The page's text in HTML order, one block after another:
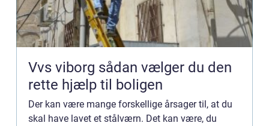
Vvs viborg sådan vælger du den
rette hjælp til boligen
Der kan være mange forskellige årsager til, at du
skal have lavet et stålværn. Det kan være, du